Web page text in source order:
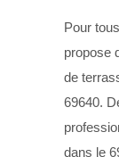
Pour
propose
de
69640.
dans le